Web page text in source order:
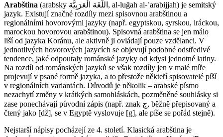
Arabština (arabsky اللُّغَة الْعَرَبِيَّة‎‎, al-luḡah al-ʿarabijjah) je semitský
jazyk. Existují značné rozdíly mezi spisovnou arabštinou a
regionálními hovorovými jazyky (např. egyptskou, syrskou, iráckou,
marockou hovorovou arabštinou). Spisovná arabština se jen málo
liší od jazyka Koránu, ale aktivně ji ovládají pouze vzdělanci. V
jednotlivých hovorových jazycích se objevují podobné odstředivé
tendence, jaké odpoutaly románské jazyky od kdysi jednotné latiny.
Na rozdíl od románských jazyků se však rozdíly jen v malé míře
projevují v psané formě jazyka, a to přestože někteří spisovatelé píší
v regionálních variantách. Důvodů je několik – arabské písmo
nezachytí změny v krátkých samohláskách, pozměněné souhlásky si
zase ponechávají původní zápis (např. znak ج, běžně přepisovaný a
čtený jako [dž], se v Egyptě vyslovuje [g], ale píše se pořád stejně).
Nejstarší nápisy pocházejí ze 4. století. Klasická arabština je